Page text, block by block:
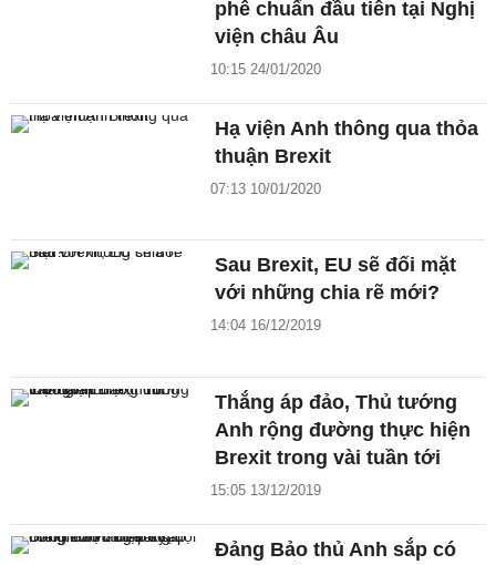
phê chuẩn đầu tiên tại Nghị
viện châu Âu
10:15 24/01/2020
Hạ viện Anh thông qua thỏa
thuận Brexit
07:13 10/01/2020
Sau Brexit, EU sẽ đối mặt
với những chia rẽ mới?
14:04 16/12/2019
Thắng áp đảo, Thủ tướng
Anh rộng đường thực hiện
Brexit trong vài tuần tới
15:05 13/12/2019
Đảng Bảo thủ Anh sắp có